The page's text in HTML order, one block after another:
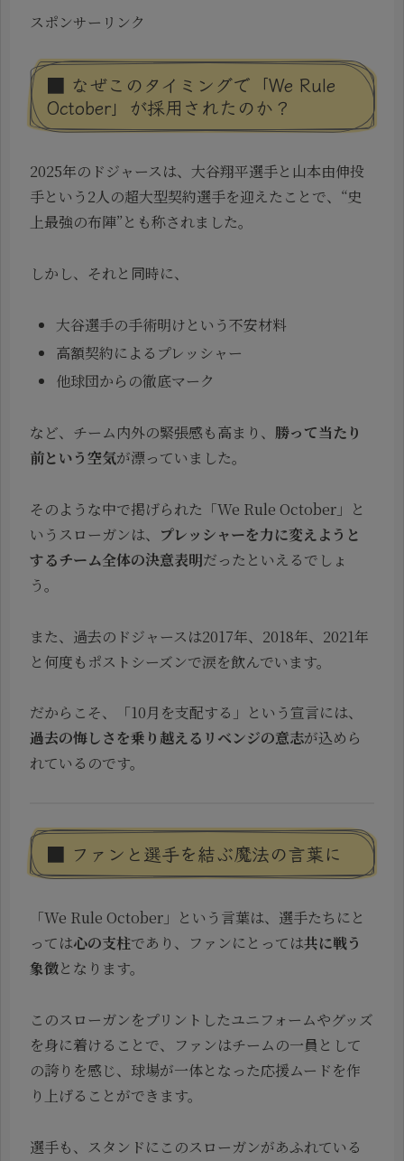
スポンサーリンク
■ なぜこのタイミングで「We Rule
October」が採用されたのか？
2025年のドジャースは、大谷翔平選手と山本由伸投
手という2人の超大型契約選手を迎えたことで、“史
上最強の布陣”とも称されました。
しかし、それと同時に、
大谷選手の手術明けという不安材料
高額契約によるプレッシャー
他球団からの徹底マーク
など、チーム内外の緊張感も高まり、 勝って当たり
前という空気が漂っていました。
そのような中で掲げられた「We Rule October」と
いうスローガンは、 プレッシャーを力に変えようと
するチーム全体の決意表明だったといえるでしょ
う。
また、過去のドジャースは2017年、2018年、2021年
と何度もポストシーズンで涙を飲んでいます。
だからこそ、「10月を支配する」という宣言には、
過去の悔しさを乗り越えるリベンジの意志が込めら
れているのです。
■ ファンと選手を結ぶ魔法の言葉に
「We Rule October」という言葉は、選手たちにと
っては心の支柱であり、ファンにとっては共に戦う
象徴となります。
このスローガンをプリントしたユニフォームやグッズ
を身に着けることで、ファンはチームの一員として
の誇りを感じ、球場が一体となった応援ムードを作
り上げることができます。
選手も、スタンドにこのスローガンがあふれている